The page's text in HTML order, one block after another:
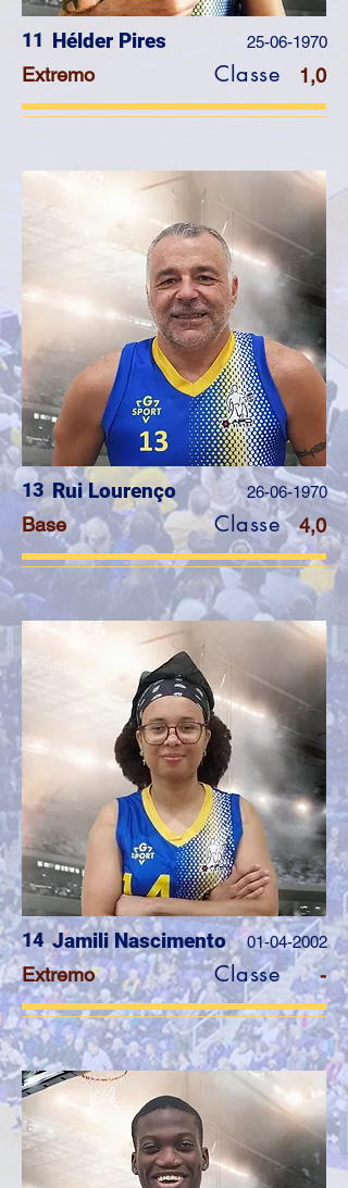
11 Hélder Pires 25-06-1970
Extremo Classe 1,0
13 Rui Lourenço 26-06-1970
Base Classe 4,0
14 Jamili Nascimento 01-04-2002
Extremo Classe -